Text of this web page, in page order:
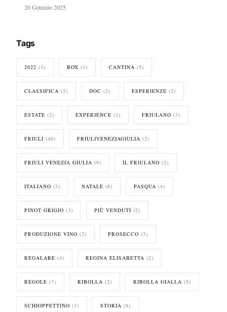
20 Gennaio 2025
Tags
2022 (3) BOX (3) CANTINA (5)
CLASSIFICA (3) DOC (2) ESPERIENZE (2)
ESTATE (2) EXPERIENCE (3) FRIULANO (3)
FRIULI (40) FRIULIVENEZIAGIULIA (2)
FRIULI VENEZIA GIULIA (9) IL FRIULANO (2)
ITALIANO (3) NATALE (8) PASQUA (4)
PINOT GRIGIO (3) PIÙ VENDUTI (2)
PRODUZIONE VINO (2) PROSECCO (3)
REGALARE (4) REGINA ELISABETTA (2)
REGOLE (7) RIBOLLA (2) RIBOLLA GIALLA (5)
SCHIOPPETTINO (3) STORIA (8)